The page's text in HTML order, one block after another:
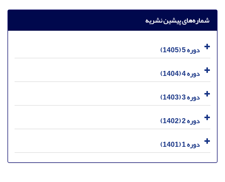
شماره‌های پیشین نشریه
دوره 5 (1405)
دوره 4 (1404)
دوره 3 (1403)
دوره 2 (1402)
دوره 1 (1401)